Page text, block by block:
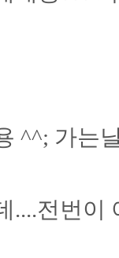
^^; 가는
....전번이